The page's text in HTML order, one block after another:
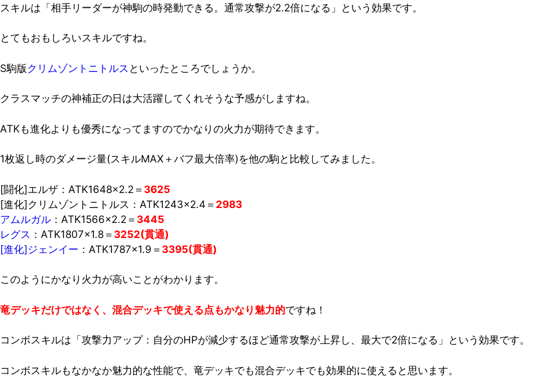
スキルは「相手リーダーが神駒の時発動できる。通常攻撃が2.2倍になる」という効果です。
とてもおもしろいスキルですね。
S駒版 クリムゾントニトルス といったところでしょうか。
クラスマッチの神補正の日は大活躍してくれそうな予感がしますね。
ATKも進化よりも優秀になってますのでかなりの火力が期待できます。
1枚返し時のダメージ量(スキルMAX＋バフ最大倍率)を他の駒と比較してみました。
[闘化]エルザ：ATK1648×2.2＝ 3625
[進化]クリムゾントニトルス：ATK1243×2.4＝ 2983
アムルガル ：ATK1566×2.2＝ 3445
レグス ：ATK1807×1.8＝ 3252(貫通)
[進化]ジェンイー ：ATK1787×1.9＝ 3395(貫通)
このようにかなり火力が高いことがわかります。
竜デッキだけではなく、混合デッキで使える点もかなり魅力的ですね！
コンボスキルは「攻撃力アップ：自分のHPが減少するほど通常攻撃が上昇し、最大で2倍になる」という効果です。
コンボスキルもなかなか魅力的な性能で、竜デッキでも混合デッキでも効果的に使えると思います。